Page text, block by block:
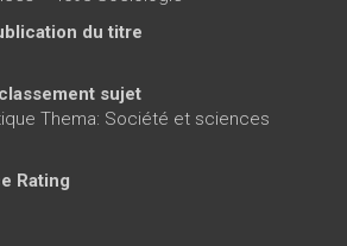
du titre
sujet
Thema: Société et sciences
Rating